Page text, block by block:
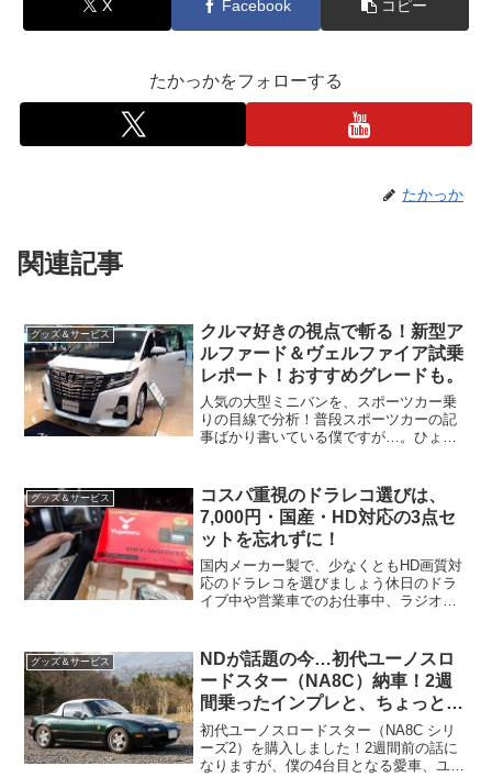
X Facebook コピー
たかっかをフォローする
たかっか
関連記事
グッズ＆サービス
クルマ好きの視点で斬る！新型ア
ルファード＆ヴェルファイア試乗
レポート！おすすめグレードも。
人気の大型ミニバンを、スポーツカー乗
りの目線で分析！普段スポーツカーの記
事ばかり書いている僕ですが…。ひょん
（笑）こんなブログですから、雑誌みた
いな事を書いてもしょうがない...
グッズ＆サービス
コスパ重視のドラレコ選びは、
7,000円・国産・HD対応の3点セ
ットを忘れずに！
国内メーカー製で、少なくともHD画質対
応のドラレコを選びましょう休日のドラ
イブ中や営業車でのお仕事中、ラジオシ
ありませんか？僕はテレビよりラジオ派
なので毎日ラジオ...
グッズ＆サービス
NDが話題の今…初代ユーノスロ
ードスター（NA8C）納車！2週
間乗ったインプレと、ちょっとし
たデメリット
初代ユーノスロードスター（NA8C シリ
ーズ2）を購入しました！2週間前の話に
なりますが、僕の4台目となる愛車、ユー